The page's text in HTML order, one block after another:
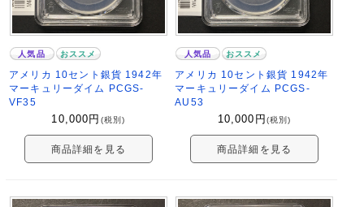
人気品 おススメ
アメリカ 10セント銀貨 1942年
マーキュリーダイム PCGS-
VF35
10,000 円 (税別)
商品詳細を見る
人気品 おススメ
アメリカ 10セント銀貨 1942年
マーキュリーダイム PCGS-
AU53
10,000 円 (税別)
商品詳細を見る